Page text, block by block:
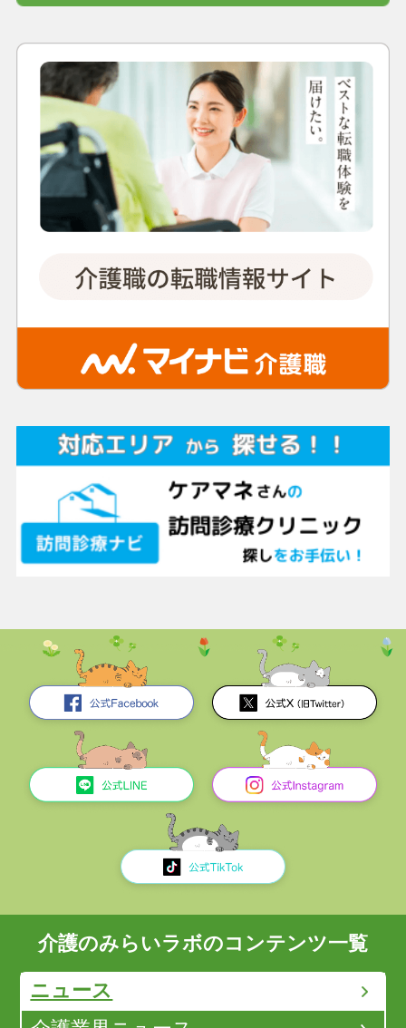
介護のみらいラボのコンテンツ一覧
ニュース